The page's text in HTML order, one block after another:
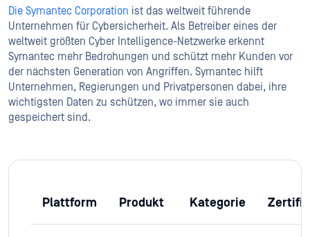
Die Symantec Corporation ist das weltweit führende
Unternehmen für Cybersicherheit. Als Betreiber eines der
weltweit größten Cyber Intelligence-Netzwerke erkennt
Symantec mehr Bedrohungen und schützt mehr Kunden vor
der nächsten Generation von Angriffen. Symantec hilft
Unternehmen, Regierungen und Privatpersonen dabei, ihre
wichtigsten Daten zu schützen, wo immer sie auch
gespeichert sind.
Plattform Produkt Kategorie